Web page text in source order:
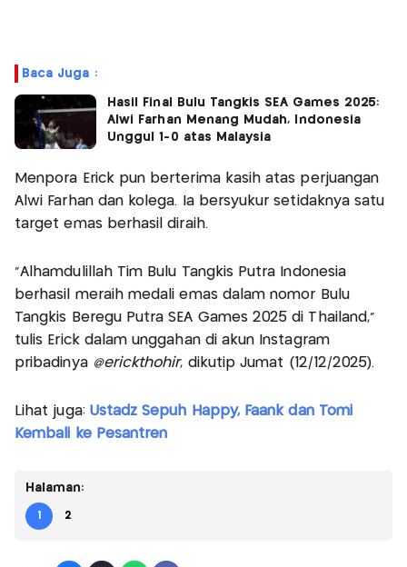
Baca Juga :
Hasil Final Bulu Tangkis SEA Games 2025:
Alwi Farhan Menang Mudah, Indonesia
Unggul 1-0 atas Malaysia
Menpora Erick pun berterima kasih atas perjuangan
Alwi Farhan dan kolega. Ia bersyukur setidaknya satu
target emas berhasil diraih.
"Alhamdulillah Tim Bulu Tangkis Putra Indonesia
berhasil meraih medali emas dalam nomor Bulu
Tangkis Beregu Putra SEA Games 2025 di Thailand,”
tulis Erick dalam unggahan di akun Instagram
pribadinya@erickthohir, dikutip Jumat (12/12/2025).
Lihat juga: Ustadz Sepuh Happy, Faank dan Tomi
Kembali ke Pesantren
Halaman:
1 2